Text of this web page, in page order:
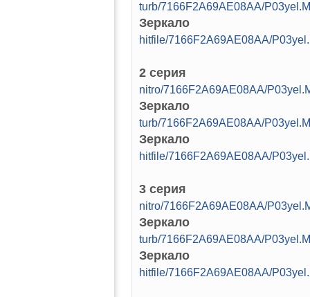
turb/7166F2A69AE08AA/
Зеркало
hitfile/7166F2A69AE08AA/
2 серия
nitro/7166F2A69AE08AA/
Зеркало
turb/7166F2A69AE08AA/
Зеркало
hitfile/7166F2A69AE08AA/
3 серия
nitro/7166F2A69AE08AA/
Зеркало
turb/7166F2A69AE08AA/
Зеркало
hitfile/7166F2A69AE08AA/